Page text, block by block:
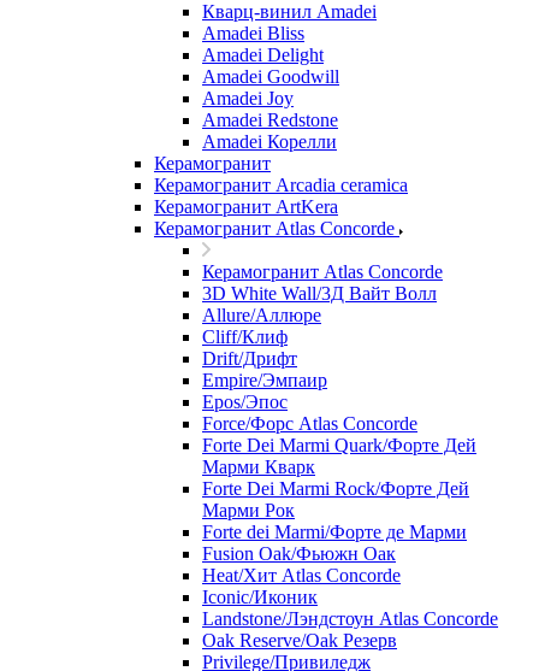
Кварц-винил Amadei
Amadei Bliss
Amadei Delight
Amadei Goodwill
Amadei Joy
Amadei Redstone
Amadei Корелли
Керамогранит
Керамогранит Arcadia ceramica
Керамогранит ArtKera
Керамогранит Atlas Concorde
Керамогранит Atlas Concorde
3D White Wall/3Д Вайт Волл
Allure/Аллюрe
Cliff/Клиф
Drift/Дрифт
Empire/Эмпаир
Epos/Эпос
Force/Фoрс Atlas Concorde
Forte Dei Marmi Quark/Форте Дей
Марми Кварк
Forte Dei Marmi Rock/Форте Дей
Марми Рок
Forte dei Marmi/Форте де Марми
Fusion Oak/Фьюжн Оак
Heat/Xит Atlas Concorde
Iconic/Иконик
Landstone/Лэндстоун Atlas Concorde
Oak Reserve/Оak Резepв
Privilege/Привиледж